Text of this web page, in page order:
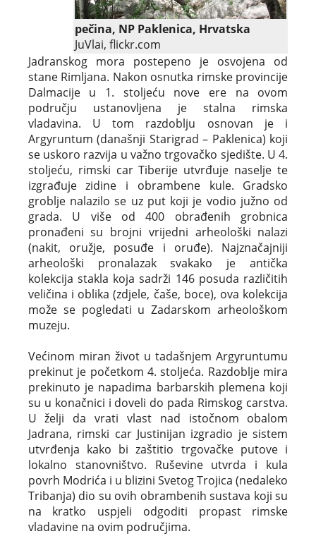
pečina, NP Paklenica, Hrvatska
JuVlai, flickr.com
Jadranskog mora postepeno je osvojena od
stane Rimljana. Nakon osnutka rimske provincije
Dalmacije u 1. stoljeću nove ere na ovom
području ustanovljena je stalna rimska
vladavina. U tom razdoblju osnovan je i
Argyruntum (današnji Starigrad – Paklenica) koji
se uskoro razvija u važno trgovačko sjedište. U 4.
stoljeću, rimski car Tiberije utvrđuje naselje te
izgrađuje zidine i obrambene kule. Gradsko
groblje nalazilo se uz put koji je vodio južno od
grada. U više od 400 obrađenih grobnica
pronađeni su brojni vrijedni arheološki nalazi
(nakit, oružje, posuđe i oruđe). Najznačajniji
arheološki pronalazak svakako je antička
kolekcija stakla koja sadrži 146 posuda različitih
veličina i oblika (zdjele, čaše, boce), ova kolekcija
može se pogledati u Zadarskom arheološkom
muzeju.
Većinom miran život u tadašnjem Argyruntumu
prekinut je početkom 4. stoljeća. Razdoblje mira
prekinuto je napadima barbarskih plemena koji
su u konačnici i doveli do pada Rimskog carstva.
U želji da vrati vlast nad istočnom obalom
Jadrana, rimski car Justinijan izgradio je sistem
utvrđenja kako bi zaštitio trgovačke putove i
lokalno stanovništvo. Ruševine utvrda i kula
povrh Modrića i u blizini Svetog Trojica (nedaleko
Tribanja) dio su ovih obrambenih sustava koji su
na kratko uspjeli odgoditi propast rimske
vladavine na ovim područjima.